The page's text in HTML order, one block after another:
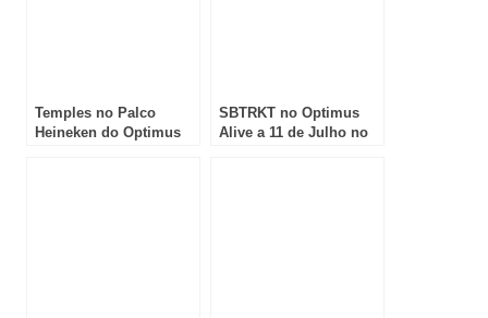
Temples no Palco
Heineken do Optimus
SBTRKT no Optimus
Alive a 11 de Julho no